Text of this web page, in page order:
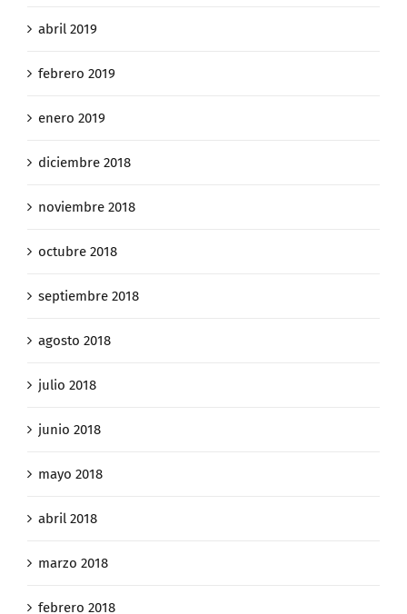
abril 2019
febrero 2019
enero 2019
diciembre 2018
noviembre 2018
octubre 2018
septiembre 2018
agosto 2018
julio 2018
junio 2018
mayo 2018
abril 2018
marzo 2018
febrero 2018